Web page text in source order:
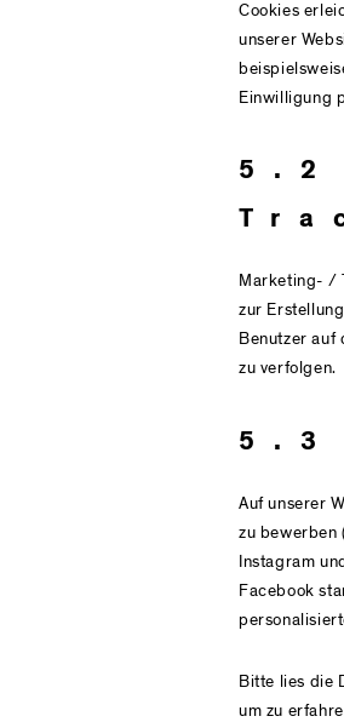
Cookies
unserer
Einwilligung
Marketing- /
zur
Benutzer auf
zu verfolgen.
5.3
Auf unserer
zu bewerben
Instagram
Facebook
Bitte lies die
um zu